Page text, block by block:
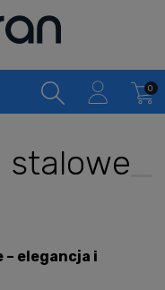
stalowe
elegancja i